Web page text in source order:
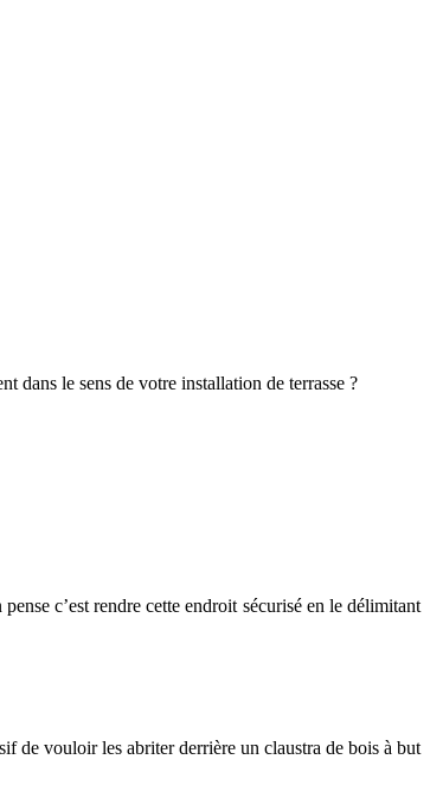
dans le sens de votre installation de terrasse ?
c’est rendre cette endroit sécurisé en le délimitant
de vouloir les abriter derrière un claustra de bois à but